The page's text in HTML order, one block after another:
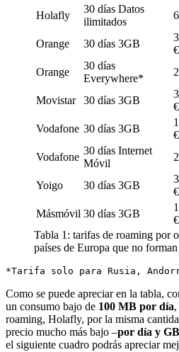
Holafly
30 días Datos
ilimitados
Orange 30 días 3GB
€
Orange
30 días
Everywhere*
Movistar 30 días 3GB
€
Vodafone 30 días 3GB
€
Vodafone
30 días Internet
Móvil
Yoigo 30 días 3GB
€
Másmóvil 30 días 3GB
€
Tabla 1: tarifas de roaming por
países de Europa que no
Como se puede apreciar en la tabla,
un consumo bajo de 100 MB por día
roaming, Holafly, por la misma
precio mucho más bajo –por día y GB
el siguiente cuadro podrás apreciar